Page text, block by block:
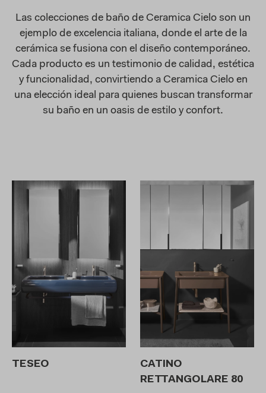
Las colecciones de baño de Ceramica Cielo son un
ejemplo de excelencia italiana, donde el arte de la
cerámica se fusiona con el diseño contemporáneo.
Cada producto es un testimonio de calidad, estética
y funcionalidad, convirtiendo a Ceramica Cielo en
una elección ideal para quienes buscan transformar
su baño en un oasis de estilo y confort.
TESEO
CATINO
RETTANGOLARE 80